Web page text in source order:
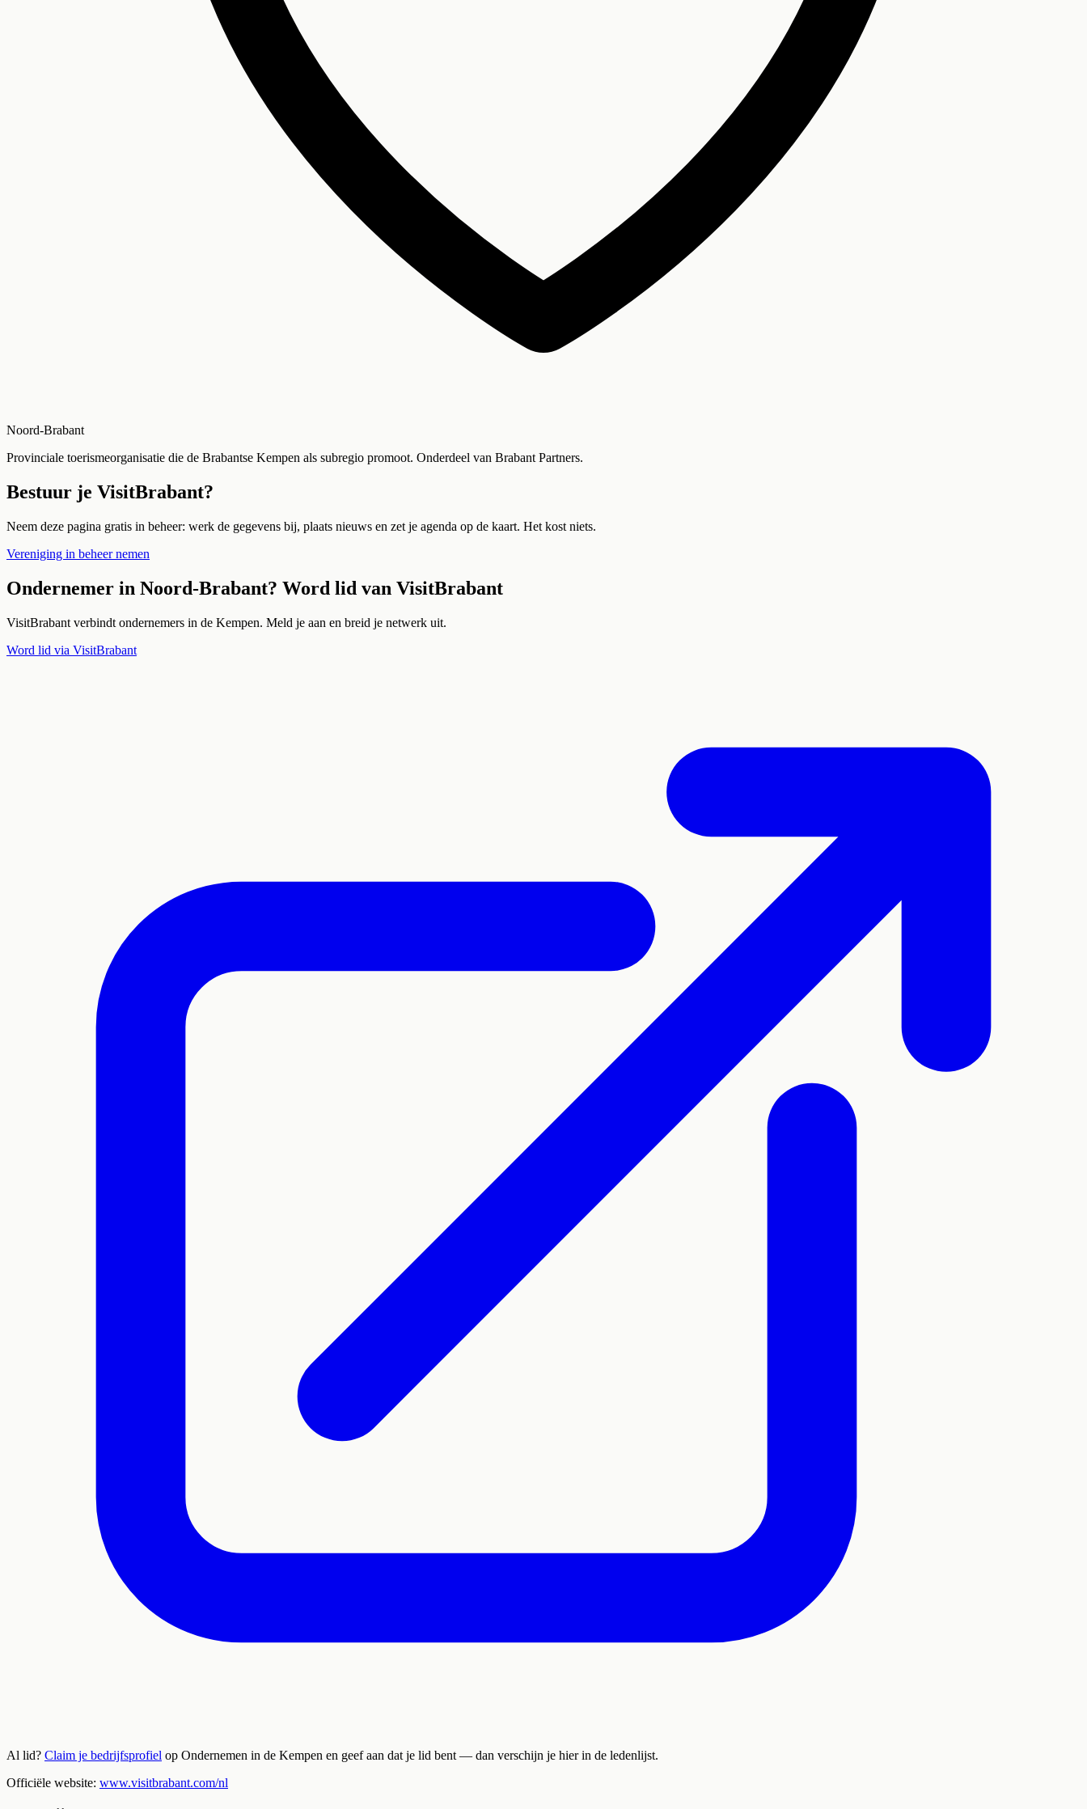
Noord-Brabant
Provinciale toerismeorganisatie die de Brabantse Kempen als subregio promoot. Onderdeel van Brabant Partners.
Bestuur je VisitBrabant?
Neem deze pagina gratis in beheer: werk de gegevens bij, plaats nieuws en zet je agenda op de kaart. Het kost niets.
Vereniging in beheer nemen
Ondernemer in Noord-Brabant? Word lid van VisitBrabant
VisitBrabant verbindt ondernemers in de Kempen. Meld je aan en breid je netwerk uit.
Word lid via VisitBrabant
Al lid? Claim je bedrijfsprofiel op Ondernemen in de Kempen en geef aan dat je lid bent — dan verschijn je hier in de ledenlijst.
Officiële website: www.visitbrabant.com/nl